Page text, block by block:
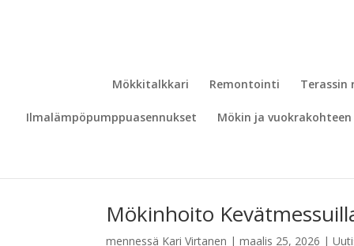
Mökkitalkkari Remontointi Terassin
Ilmalämpöpumppuasennukset Mökin ja
Mökinhoito
mennessä Kari Virtanen |maalis 25, 2026 |